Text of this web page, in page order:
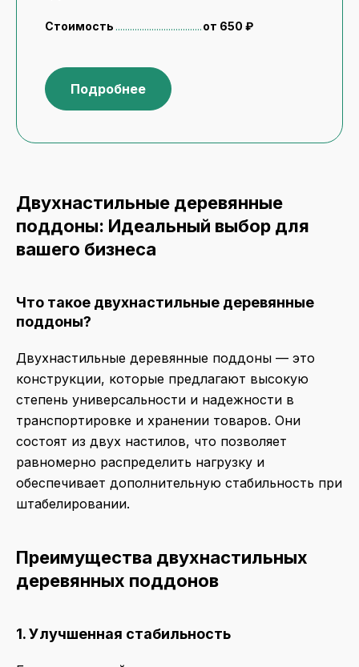
Стоимость от 650 ₽
Подробнее
Двухнастильные деревянные
поддоны: Идеальный выбор для
вашего бизнеса
Что такое двухнастильные деревянные
поддоны?
Двухнастильные деревянные поддоны — это
конструкции, которые предлагают высокую
степень универсальности и надежности в
транспортировке и хранении товаров. Они
состоят из двух настилов, что позволяет
равномерно распределить нагрузку и
обеспечивает дополнительную стабильность при
штабелировании.
Преимущества двухнастильных
деревянных поддонов
1. Улучшенная стабильность